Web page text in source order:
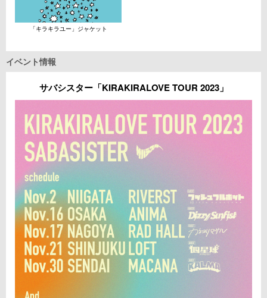
「キラキラユー」ジャケット
イベント情報
サバシスター「KIRAKIRALOVE TOUR 2023」